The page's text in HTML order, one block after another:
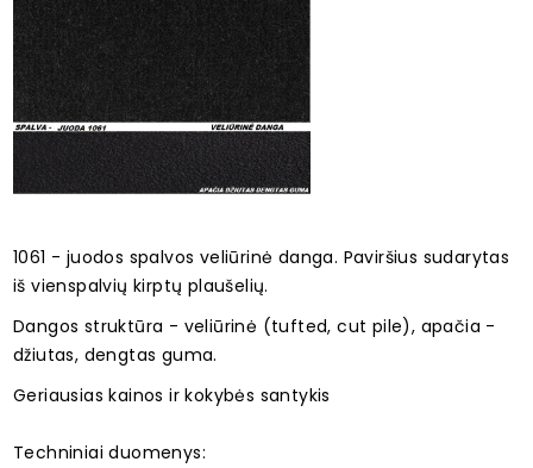
1061 - juodos spalvos veliūrinė danga. Paviršius sudarytas
iš vienspalvių kirptų plaušelių.
Dangos struktūra - veliūrinė (tufted, cut pile), apačia -
džiutas, dengtas guma.
Geriausias kainos ir kokybės santykis
Techniniai duomenys: